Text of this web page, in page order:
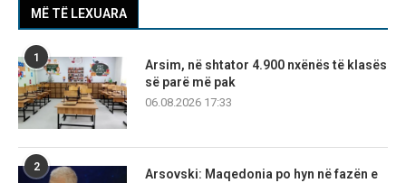
MË TË LEXUARA
1
Arsim, në shtator 4.900 nxënës të klasës
së parë më pak
06.08.2026 17:33
2
Arsovski: Maqedonia po hyn në fazën e